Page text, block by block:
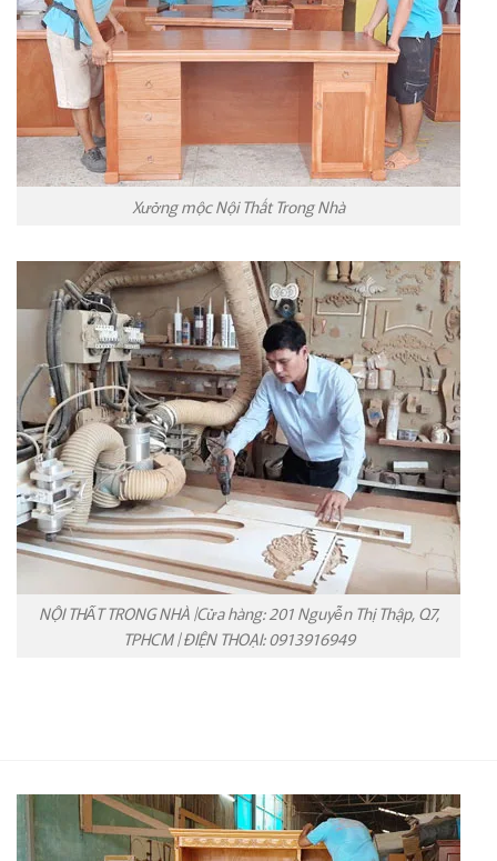
Xưởng mộc Nội Thất Trong Nhà
NỘI THẤT TRONG NHÀ |Cửa hàng: 201 Nguyễn Thị Thập, Q7,
TPHCM | ĐIỆN THOẠI: 0913916949